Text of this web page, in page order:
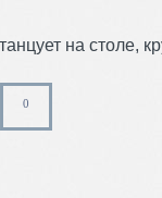
на столе,
0